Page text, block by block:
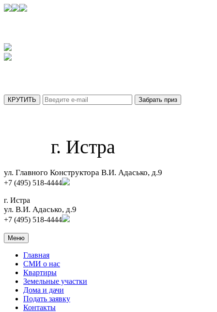
г. Истра
ул. Главного Конструктора В.И. Адасько, д.9
+7 (495) 518-4444
г. Истра
ул. В.И. Адасько, д.9
+7 (495) 518-4444
Меню
Главная
СМИ о нас
Квартиры
Земельные участки
Дома и дачи
Подать заявку
Контакты